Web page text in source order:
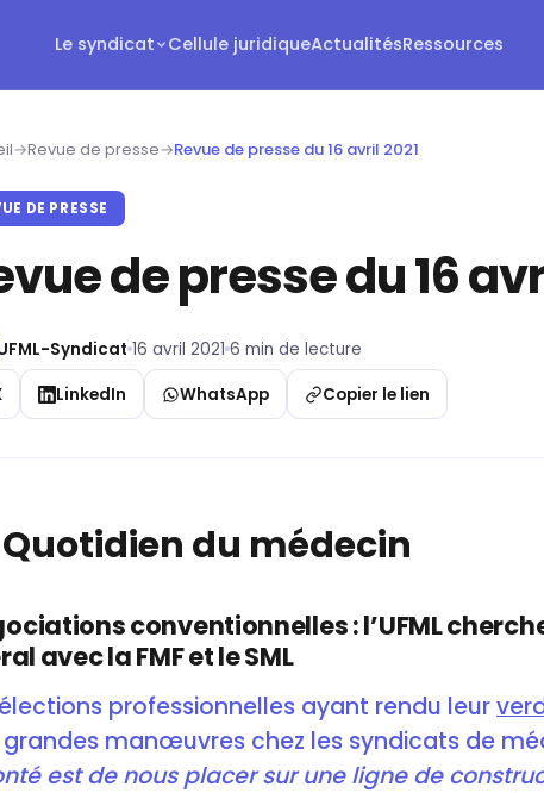
Le syndicat Cellule juridiqueActualitésRessources
→Revue de presse→Revue de presse du 16 avril 2021
DE PRESSE
de presse du 16
Syndicat 16 avril 2021 6 min de lecture
LinkedIn WhatsApp Copier le lien
Quotidien du médecin
conventionnelles : l’UFML
avec la FMF et le SML
professionnelles ayant rendu leur
manœuvres chez les syndicats de
est de nous placer sur une ligne de